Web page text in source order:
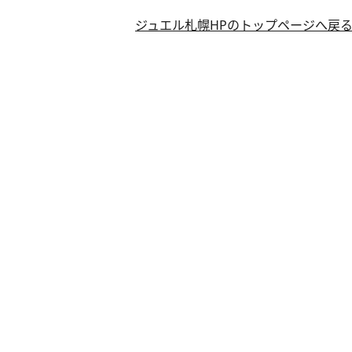
ジュエル札幌HPのトップページへ戻る